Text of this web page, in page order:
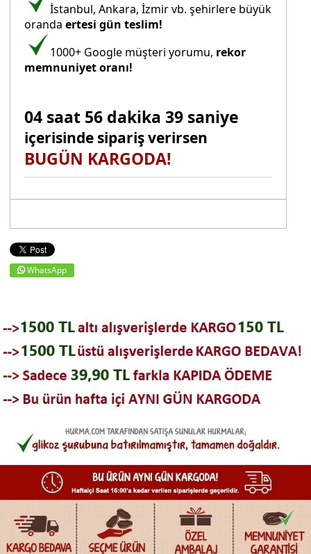
İstanbul, Ankara, İzmir vb. şehirlere büyük
orandaertesi gün teslim!
1000+ Google müşteri yorumu, rekor
memnuniyet oranı!
04 saat 56 dakika 38 saniye
içerisinde sipariş verirsen
BUGÜN KARGODA!
WhatsApp